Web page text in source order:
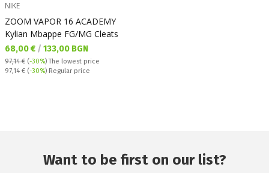
NIKE
ZOOM VAPOR 16 ACADEMY
Kylian Mbappe FG/MG Cleats
Текуща цена:
68,00 € / 133,00 BGN
97,14 € (-30%)The lowest price
Regular price:
97,14 € (-30%) Regular price
Want to be first on our list?